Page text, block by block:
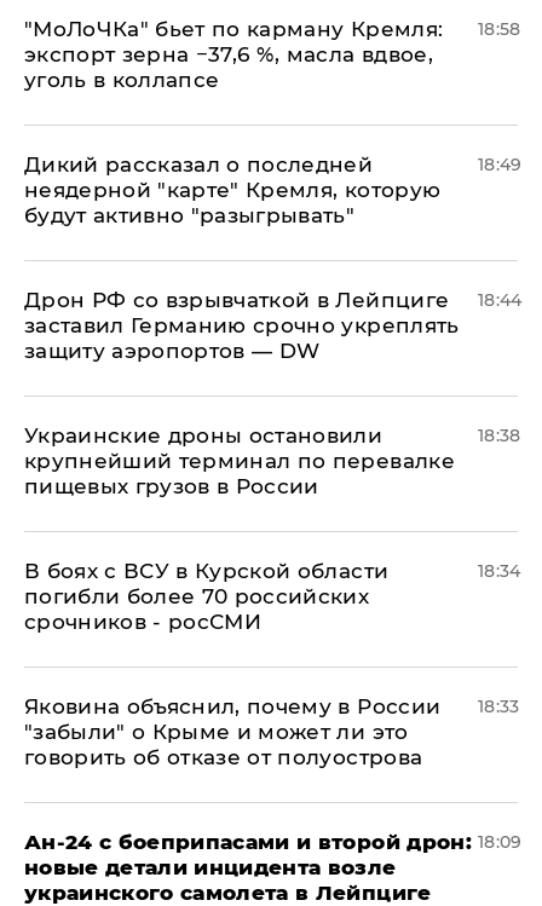
​"МоЛоЧКа" бьет по карману Кремля:
экспорт зерна −37,6 %, масла вдвое,
уголь в коллапсе
18:58
Дикий рассказал о последней
неядерной "карте" Кремля, которую
будут активно "разыгрывать"
18:49
​Дрон РФ со взрывчаткой в Лейпциге
заставил Германию срочно укреплять
защиту аэропортов — DW
18:44
Украинские дроны остановили
крупнейший терминал по перевалке
пищевых грузов в России
18:38
В боях с ВСУ в Курской области
погибли более 70 российских
срочников - росСМИ
18:34
Яковина объяснил, почему в России
"забыли" о Крыме и может ли это
говорить об отказе от полуострова
18:33
Ан-24 с боеприпасами и второй дрон:
новые детали инцидента возле
украинского самолета в Лейпциге
18:09